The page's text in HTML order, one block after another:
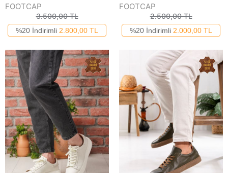
FOOTCAP
3.500,00 TL
%20 İndirimli 2.800,00 TL
FOOTCAP
2.500,00 TL
%20 İndirimli 2.000,00 TL